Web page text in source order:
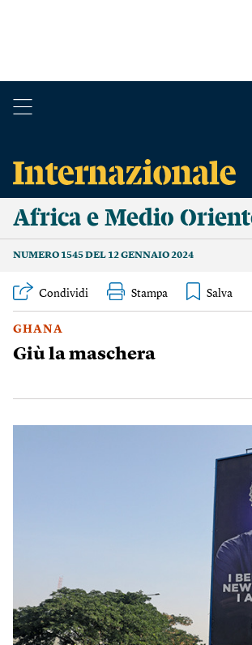
Africa e Medio
NUMERO 1545 DEL 12 GENNAIO 2024
Condividi Stampa
GHANA
Giù la maschera